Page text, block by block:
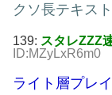
クソ長テキス
139: スタレZZZ
ID:MZyLxR6m0
ライト層プレ